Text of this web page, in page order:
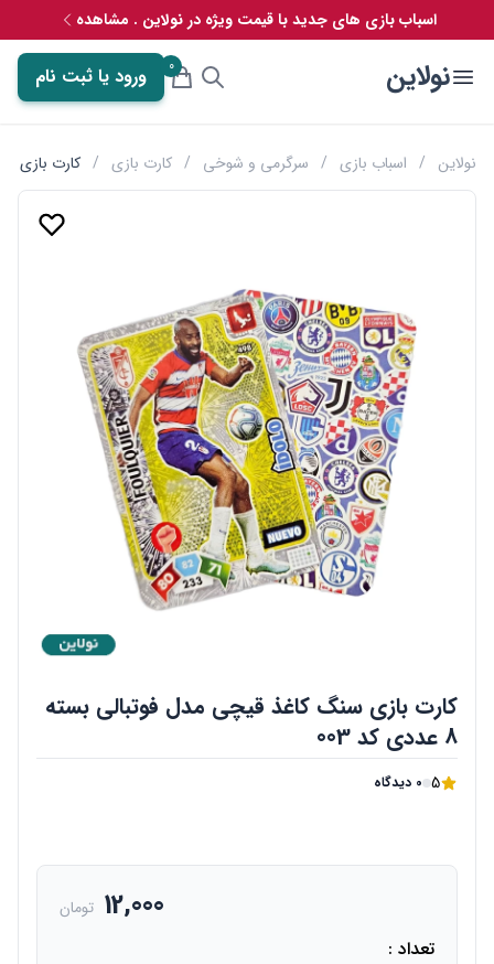
اسباب بازی های جدید با قیمت ویژه در نولاین . مشاهده
نولاین 0 ورود یا ثبت نام
نولاین / اسباب بازی / سرگرمی و شوخی / کارت بازی / کارت بازی سنگ
کارت بازی سنگ کاغذ قیچی مدل فوتبالی بسته
8 عددی کد 003
5 0 دیدگاه
12,000 تومان
تعداد :